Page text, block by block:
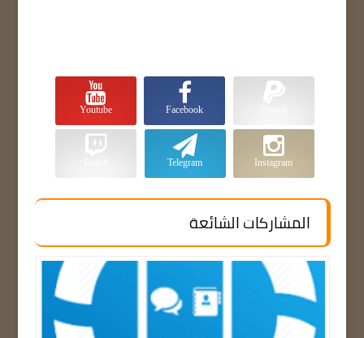
Facebook
Youtube
Instagram
Telegram
المشاركات الشائعة